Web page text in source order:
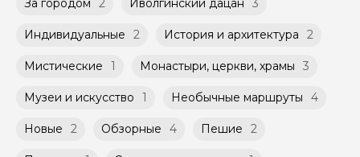
Агрегатором дополнительного соглашения
к Оферте Сервиса.
Способы оплаты на сайте: Картой
российского банка можно оплатить любую
экскурсию.
Мини-группы проводятся на тех же
условиях, что и групповые, но с количество
не более 10 человек)
За городом 2 Иволгинский дацан 3
Индивидуальные 2 История и архитектура 2
Мистические 1 Монастыри, церкви, храмы 3
Музеи и искусство 1 Необычные маршруты 4
Новые 2 Обзорные 4 Пешие 2